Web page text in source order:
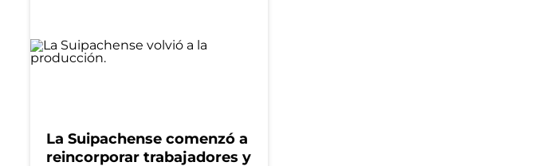
La Suipachense comenzó a
reincorporar trabajadores y